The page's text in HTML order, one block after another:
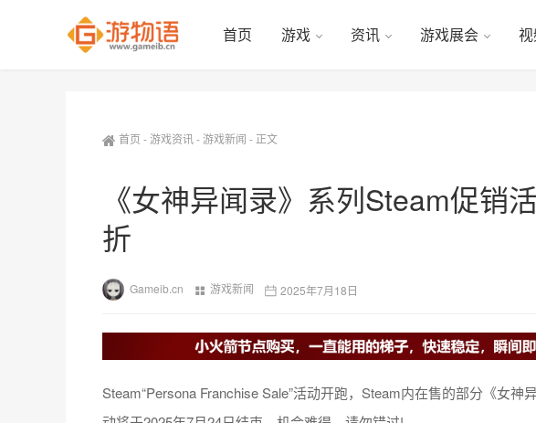
首页 游戏 资讯 游戏展会
首页 -游戏资讯-游戏新闻 - 正文
《女神异闻录》系列Steam促销
折
Gameib.cn 游戏新闻 2025年7月18日
Steam“Persona Franchise Sale”活动开跑，Steam内在售的部分《女